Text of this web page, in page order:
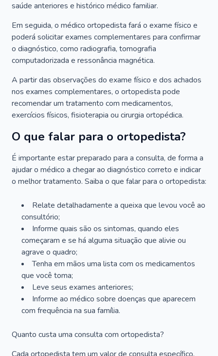
saúde anteriores e histórico médico familiar.
Em seguida, o médico ortopedista fará o exame físico e
poderá solicitar exames complementares para confirmar
o diagnóstico, como radiografia, tomografia
computadorizada e ressonância magnética.
A partir das observações do exame físico e dos achados
nos exames complementares, o ortopedista pode
recomendar um tratamento com medicamentos,
exercícios físicos, fisioterapia ou cirurgia ortopédica.
O que falar para o ortopedista?
É importante estar preparado para a consulta, de forma a
ajudar o médico a chegar ao diagnóstico correto e indicar
o melhor tratamento. Saiba o que falar para o ortopedista:
Relate detalhadamente a queixa que levou você ao
consultório;
Informe quais são os sintomas, quando eles
começaram e se há alguma situação que alivie ou
agrave o quadro;
Tenha em mãos uma lista com os medicamentos
que você toma;
Leve seus exames anteriores;
Informe ao médico sobre doenças que aparecem
com frequência na sua família.
Quanto custa uma consulta com ortopedista?